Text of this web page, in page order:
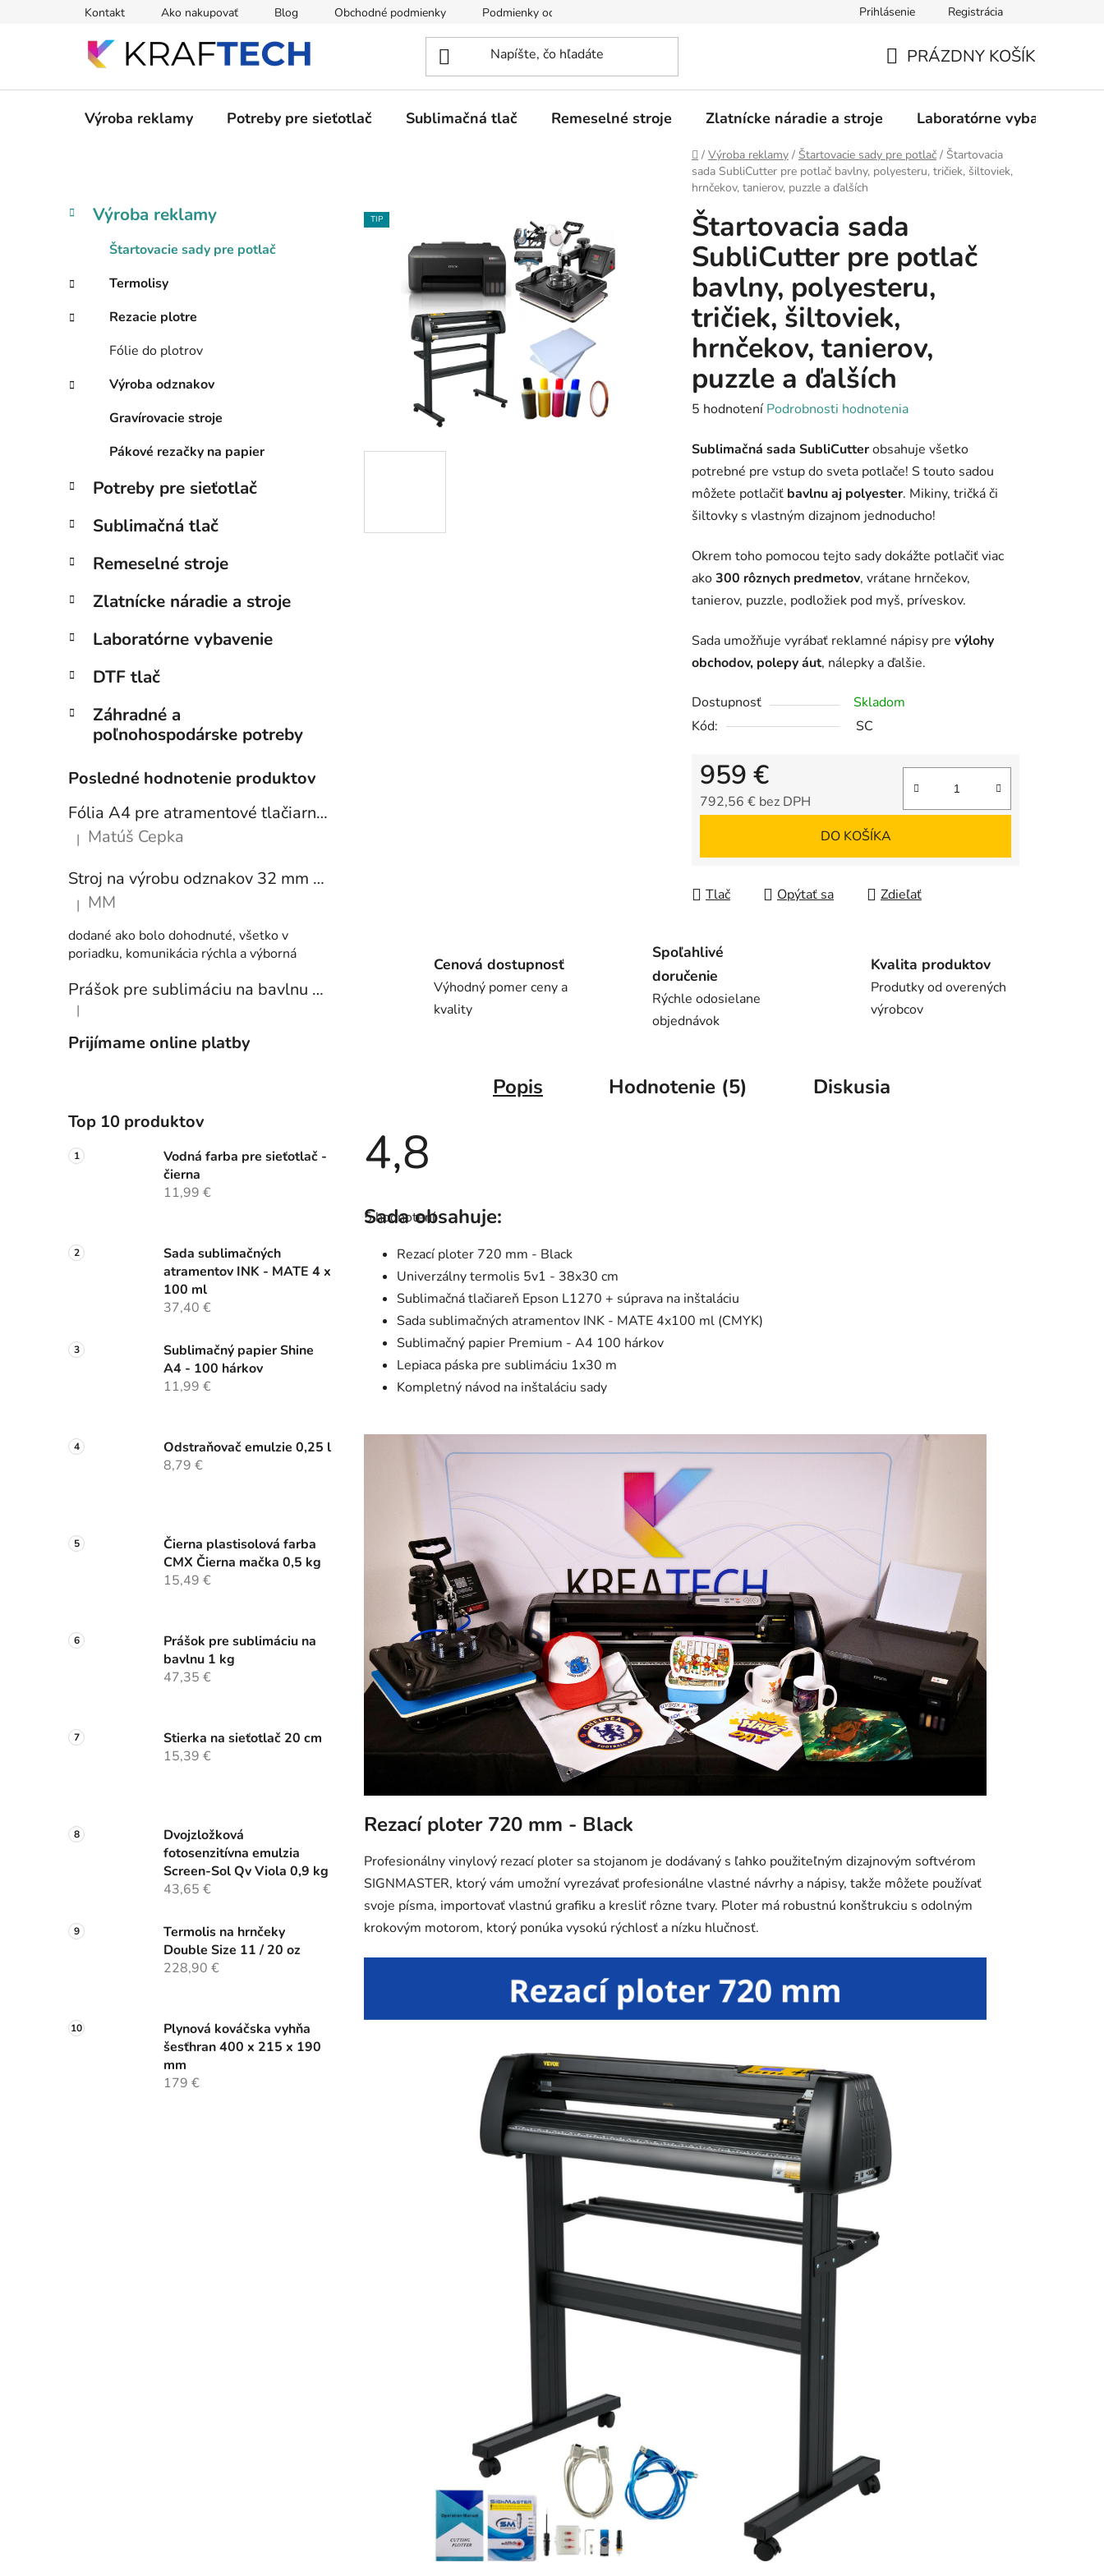
Kontakt Ako nakupovať Blog Obchodné podmienky Podmienky ochrany osobných údajov Prihlásenie Registrácia
KOŠÍK
PRÁZDNY KOŠÍK
Výroba reklamy Potreby pre sieťotlač Sublimačná tlač Remeselné stroje Zlatnícke náradie a stroje Laboratórne vybavenie
Domov
/ Výroba reklamy / Štartovacie sady pre potlač / Štartovacia
sada SubliCutter pre potlač bavlny, polyesteru, tričiek, šiltoviek,
hrnčekov, tanierov, puzzle a ďalších
B
ý
p
e
l
Preskočiť
kategórie
K
a
g
ó
r
Výroba reklamy
Štartovacie sady pre potlač
Termolisy
Rezacie plotre
Fólie do plotrov
Výroba odznakov
Gravírovacie stroje
Pákové rezačky na papier
Potreby pre sieťotlač
Sublimačná tlač
Remeselné stroje
Zlatnícke náradie a stroje
Laboratórne vybavenie
DTF tlač
Záhradné a
poľnohospodárske potreby
Posledné hodnotenie produktov
Fólia A4 pre atramentové tlačiarne - sada 10 ks
Hodnotenie produktu je 5 z 5 hviezdičiek.
| Matúš Cepka
Stroj na výrobu odznakov 32 mm a 58 mm + 250 ks odznakov
Hodnotenie produktu je 5 z 5 hviezdičiek.
| MM
dodané ako bolo dohodnuté, všetko v
poriadku, komunikácia rýchla a výborná
Prášok pre sublimáciu na bavlnu 1 kg
Hodnotenie produktu je 5 z 5 hviezdičiek.
|
Prijímame online platby
Top 10 produktov
Vodná farba pre sieťotlač -
čierna
11,99 €
Sada sublimačných
atramentov INK - MATE 4 x
100 ml
37,40 €
Sublimačný papier Shine
A4 - 100 hárkov
11,99 €
Odstraňovač emulzie 0,25 l
8,79 €
Čierna plastisolová farba
CMX Čierna mačka 0,5 kg
15,49 €
Prášok pre sublimáciu na
bavlnu 1 kg
47,35 €
Stierka na sieťotlač 20 cm
15,39 €
Dvojzložková
fotosenzitívna emulzia
Screen-Sol Qv Viola 0,9 kg
43,65 €
Termolis na hrnčeky
Double Size 11 / 20 oz
228,90 €
Plynová kováčska vyhňa
šesťhran 400 x 215 x 190
mm
179 €
Štartovacia sada
SubliCutter pre potlač
bavlny, polyesteru,
tričiek, šiltoviek,
hrnčekov, tanierov,
puzzle a ďalších
Priemerné
produktu
je
4,8
z
hviezdičiek.
5 hodnotení Podrobnosti hodnotenia
Sublimačná sada SubliCutterobsahuje všetko
potrebné pre vstup do sveta potlače! S touto sadou
môžete potlačiť bavlnu aj polyester. Mikiny, tričká či
šiltovky s vlastným dizajnom jednoducho!
Okrem toho pomocou tejto sady dokážte potlačiť viac
ako300 rôznych predmetov, vrátane hrnčekov,
tanierov, puzzle, podložiek pod myš, príveskov.
Sada umožňuje vyrábať reklamné nápisy pre výlohy
obchodov, polepy áut, nálepky a ďalšie.
Dostupnosť
Skladom
Kód:
SC
959 €
792,56 € bez DPH
DO KOŠÍKA
Tlač Opýtať sa Zdieľať
TIP
Cenová dostupnosť
Výhodný pomer ceny a
kvality
Spoľahlivé
doručenie
Rýchle odosielane
objednávok
Kvalita produktov
Produtky od overených
výrobcov
Popis Hodnotenie (5) Diskusia
4,8
hodnotenie
produktu
hviezdičiek.
5 hodnotení
Sada obsahuje:
Rezací ploter 720 mm - Black
Univerzálny termolis 5v1 - 38x30 cm
Sublimačná tlačiareň Epson L1270 + súprava na inštaláciu
Sada sublimačných atramentov INK - MATE 4x100 ml (CMYK)
Sublimačný papier Premium - A4 100 hárkov
Lepiaca páska pre sublimáciu 1x30 m
Kompletný návod na inštaláciu sady
Rezací ploter 720 mm - Black
Profesionálny vinylový rezací ploter sa stojanom je dodávaný s ľahko použiteľným dizajnovým softvérom
SIGNMASTER, ktorý vám umožní vyrezávať profesionálne vlastné návrhy a nápisy, takže môžete používať
svoje písma, importovať vlastnú grafiku a kresliť rôzne tvary. Ploter má robustnú konštrukciu s odolným
krokovým motorom, ktorý ponúka vysokú rýchlosť a nízku hlučnosť.